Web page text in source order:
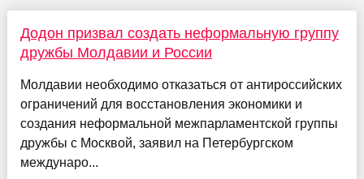
Додон призвал создать неформальную группу
дружбы Молдавии и России
Молдавии необходимо отказаться от антироссийских
ограничений для восстановления экономики и
создания неформальной межпарламентской группы
дружбы с Москвой, заявил на Петербургском
междунаро...